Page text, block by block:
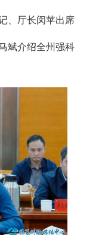
、厅长闵苹出席
斌介绍全州强科